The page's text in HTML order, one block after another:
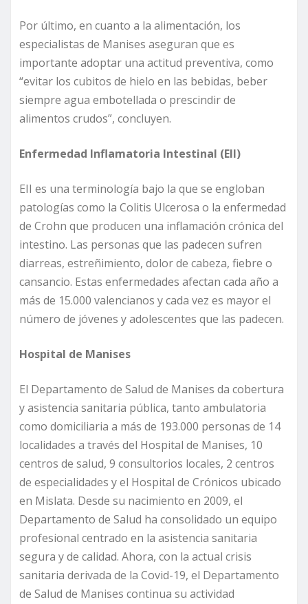
Por último, en cuanto a la alimentación, los
especialistas de Manises aseguran que es
importante adoptar una actitud preventiva, como
“evitar los cubitos de hielo en las bebidas, beber
siempre agua embotellada o prescindir de
alimentos crudos”, concluyen.
Enfermedad Inflamatoria Intestinal (EII)
EII es una terminología bajo la que se engloban
patologías como la Colitis Ulcerosa o la enfermedad
de Crohn que producen una inflamación crónica del
intestino. Las personas que las padecen sufren
diarreas, estreñimiento, dolor de cabeza, fiebre o
cansancio. Estas enfermedades afectan cada año a
más de 15.000 valencianos y cada vez es mayor el
número de jóvenes y adolescentes que las padecen.
Hospital de Manises
El Departamento de Salud de Manises da cobertura
y asistencia sanitaria pública, tanto ambulatoria
como domiciliaria a más de 193.000 personas de 14
localidades a través del Hospital de Manises, 10
centros de salud, 9 consultorios locales, 2 centros
de especialidades y el Hospital de Crónicos ubicado
en Mislata. Desde su nacimiento en 2009, el
Departamento de Salud ha consolidado un equipo
profesional centrado en la asistencia sanitaria
segura y de calidad. Ahora, con la actual crisis
sanitaria derivada de la Covid-19, el Departamento
de Salud de Manises continua su actividad